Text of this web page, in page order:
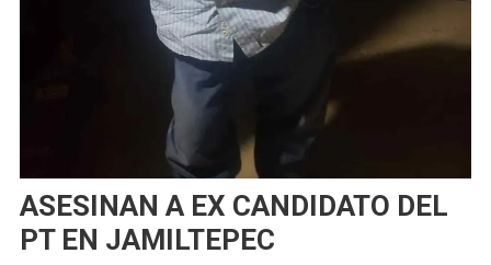
ASESINAN A EX CANDIDATO DEL
PT EN JAMILTEPEC